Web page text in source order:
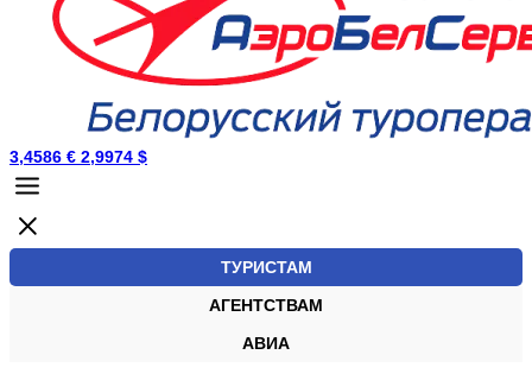
3,4586 € 2,9974 $
ТУРИСТАМ
АГЕНТСТВАМ
АВИА